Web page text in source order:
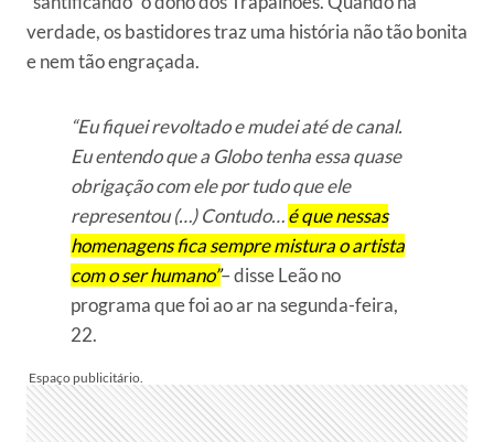
verdade, os bastidores traz uma história não tão bonita
e nem tão engraçada.
“Eu fiquei revoltado e mudei até de canal.
Eu entendo que a Globo tenha essa quase
obrigação com ele por tudo que ele
representou (…) Contudo…é que nessas
homenagens fica sempre mistura o artista
com o ser humano”– disse Leão no
programa que foi ao ar na segunda-feira,
22.